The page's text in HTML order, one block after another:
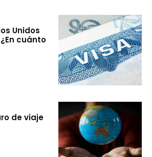
Unidos
cuánto
de viaje